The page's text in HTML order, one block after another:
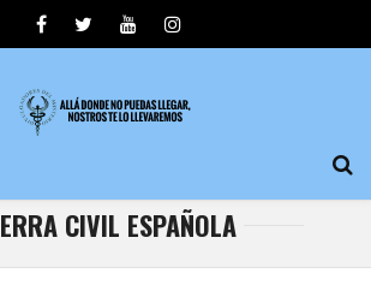
CIVIL ESPAÑOLA